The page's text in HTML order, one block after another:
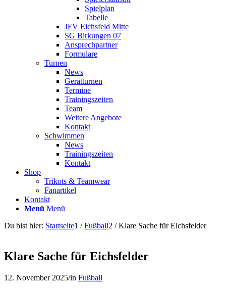
Spielplan
Tabelle
JFV Eichsfeld Mitte
SG Birkungen 07
Ansprechpartner
Formulare
Turnen
News
Gerätturnen
Termine
Trainingszeiten
Team
Weitere Angebote
Kontakt
Schwimmen
News
Trainingszeiten
Kontakt
Shop
Trikots & Teamwear
Fanartikel
Kontakt
Menü Menü
Du bist hier: Startseite1 / Fußball2 / Klare Sache für Eichsfelder
Klare Sache für Eichsfelder
12. November 2025/in Fußball